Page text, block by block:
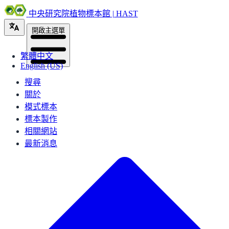
中央研究院植物標本館 | HAST
繁體中文
English (US)
開啟主選單
搜尋
關於
模式標本
標本製作
相關網站
最新消息